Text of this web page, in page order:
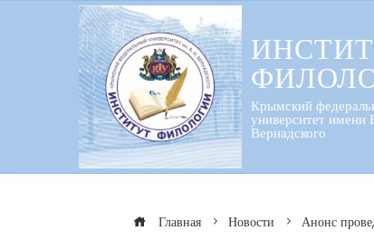
Крымский
университет имени
Вернадского
Главная Новости Анонс